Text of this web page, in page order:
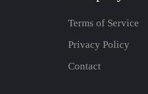
Terms of Service
Privacy Policy
Contact